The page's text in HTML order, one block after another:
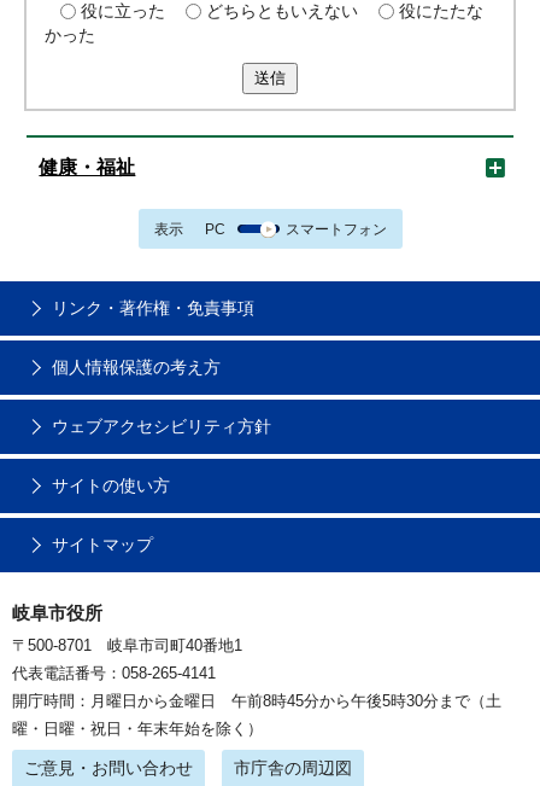
役に立った
どちらともいえない
役にたたな
かった
送信
健康・福祉
表示 PC スマートフォン
リンク・著作権・免責事項
個人情報保護の考え方
ウェブアクセシビリティ方針
サイトの使い方
サイトマップ
岐阜市役所
〒500-8701 岐阜市司町40番地1
代表電話番号：058-265-4141
開庁時間：月曜日から金曜日 午前8時45分から午後5時30分まで（土
曜・日曜・祝日・年末年始を除く）
ご意見・お問い合わせ 市庁舎の周辺図